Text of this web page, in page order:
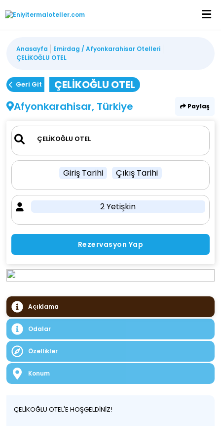
Anasayfa
Emirdag / Afyonkarahisar Otelleri
ÇELİKOĞLU OTEL
Geri Git
ÇELİKOĞLU OTEL
Afyonkarahisar, Türkiye
Paylaş
Giriş Tarihi Çıkış Tarihi
2 Yetişkin
Rezervasyon Yap
Açıklama
Odalar
Özellikler
Konum
ÇELİKOĞLU OTEL'E HOŞGELDİNİZ!